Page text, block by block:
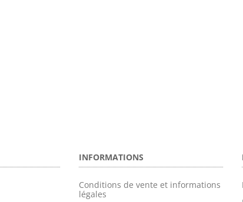
INFORMATIONS
Conditions de vente et informations
légales